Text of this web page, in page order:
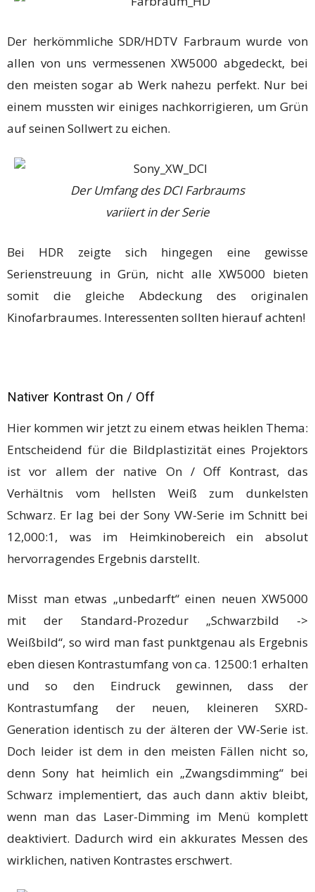
Der herkömmliche SDR/HDTV Farbraum wurde von
allen von uns vermessenen XW5000 abgedeckt, bei
den meisten sogar ab Werk nahezu perfekt. Nur bei
einem mussten wir einiges nachkorrigieren, um Grün
auf seinen Sollwert zu eichen.
Der Umfang des DCI Farbraums
variiert in der Serie
Bei HDR zeigte sich hingegen eine gewisse
Serienstreuung in Grün, nicht alle XW5000 bieten
somit die gleiche Abdeckung des originalen
Kinofarbraumes. Interessenten sollten hierauf achten!
Nativer Kontrast On / Off
Hier kommen wir jetzt zu einem etwas heiklen Thema:
Entscheidend für die Bildplastizität eines Projektors
ist vor allem der native On / Off Kontrast, das
Verhältnis vom hellsten Weiß zum dunkelsten
Schwarz. Er lag bei der Sony VW-Serie im Schnitt bei
12,000:1, was im Heimkinobereich ein absolut
hervorragendes Ergebnis darstellt.
Misst man etwas „unbedarft“ einen neuen XW5000
mit der Standard-Prozedur „Schwarzbild ->
Weißbild“, so wird man fast punktgenau als Ergebnis
eben diesen Kontrastumfang von ca. 12500:1 erhalten
und so den Eindruck gewinnen, dass der
Kontrastumfang der neuen, kleineren SXRD-
Generation identisch zu der älteren der VW-Serie ist.
Doch leider ist dem in den meisten Fällen nicht so,
denn Sony hat heimlich ein „Zwangsdimming“ bei
Schwarz implementiert, das auch dann aktiv bleibt,
wenn man das Laser-Dimming im Menü komplett
deaktiviert. Dadurch wird ein akkurates Messen des
wirklichen, nativen Kontrastes erschwert.